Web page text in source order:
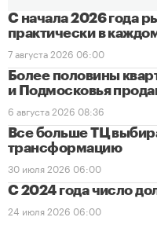
С начала 2026 года
практически в
7 августа 2026 06:00
Более половины
и Подмосковья
6 августа 2026 08:36
Все больше ТЦ
трансформацию
30 июля 2026 06:00
С 2024 года число
24 июля 2026 06:00